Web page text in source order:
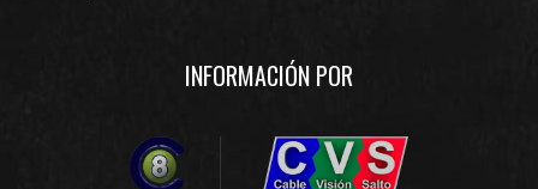
INFORMACIÓN POR